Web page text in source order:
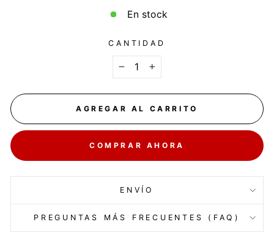
En stock
CANTIDAD
+
AGREGAR AL CARRITO
COMPRAR AHORA
ENVÍO
PREGUNTAS MÁS FRECUENTES (FAQ)